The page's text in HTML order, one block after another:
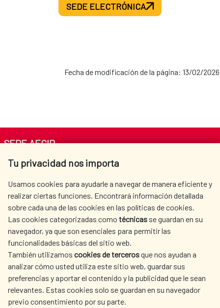
SEDE ELECTRÓNICA
Fecha de modificación de la página: 13/02/2026
Tu privacidad nos importa
Usamos cookies para ayudarle a navegar de manera eficiente y
realizar ciertas funciones. Encontrará información detallada
sobre cada una de las cookies en las políticas de cookies.
Las cookies categorizadas como técnicas se guardan en su
navegador, ya que son esenciales para permitir las
funcionalidades básicas del sitio web.
También utilizamos cookies de tercerosque nos ayudan a
analizar cómo usted utiliza este sitio web, guardar sus
preferencias y aportar el contenido y la publicidad que le sean
relevantes. Estas cookies solo se guardan en su navegador
previo consentimiento por su parte.
SEDE AECID
Av. Reyes Católicos 4 - 28040 Madrid
centro.informacion@aecid.es
LA AECID
DÓNDE COOPERAMOS
ACCIÓN HUMANITARIA
SALA DE PRENSA
CULTURA Y CIENCIA
BIBLIOTECA